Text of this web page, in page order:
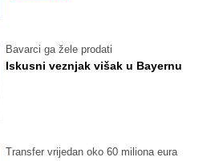
Bavarci ga žele prodati
Iskusni veznjak višak u Bayernu
Transfer vrijedan oko 60 miliona eura